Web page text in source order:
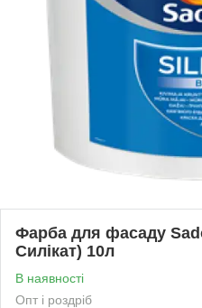
Фарба для фасаду
Силікат) 10л
В наявності
Опт і роздріб